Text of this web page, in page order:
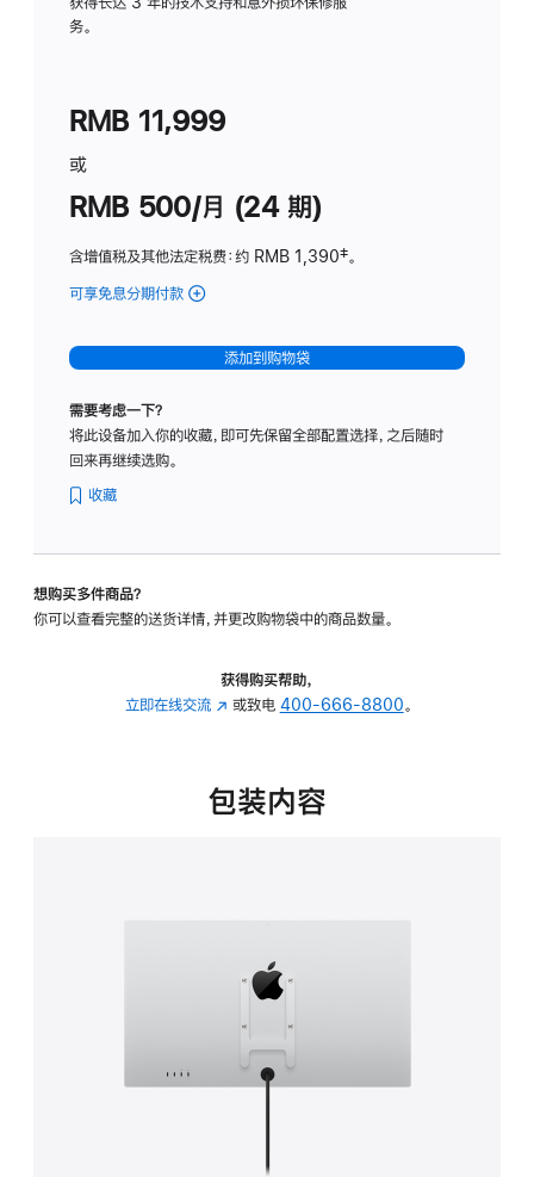
务。
RMB 11,999
或
RMB 500/月 (24 期)
含增值税及其他法定税费：约 RMB 1,390脚
‡。
可享免息分期付款 (Studio
-
标
璃
转
的
添加到购物袋
需要考虑一下？
将此设备加入你的收藏，即可先保留全部配置选择，之后随时
回来再继续选购。
收藏
想购买多件商品？
你可以查看完整的送货详情，并更改购物袋中的商品数量。
获得购买帮助，
立即在线交流 (在
中
或致电 400-666-8800。
包装内容